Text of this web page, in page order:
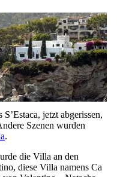
S’Estaca, jetzt abgerissen,
Szenen wurden
.
die Villa an den
, diese Villa namens Ca